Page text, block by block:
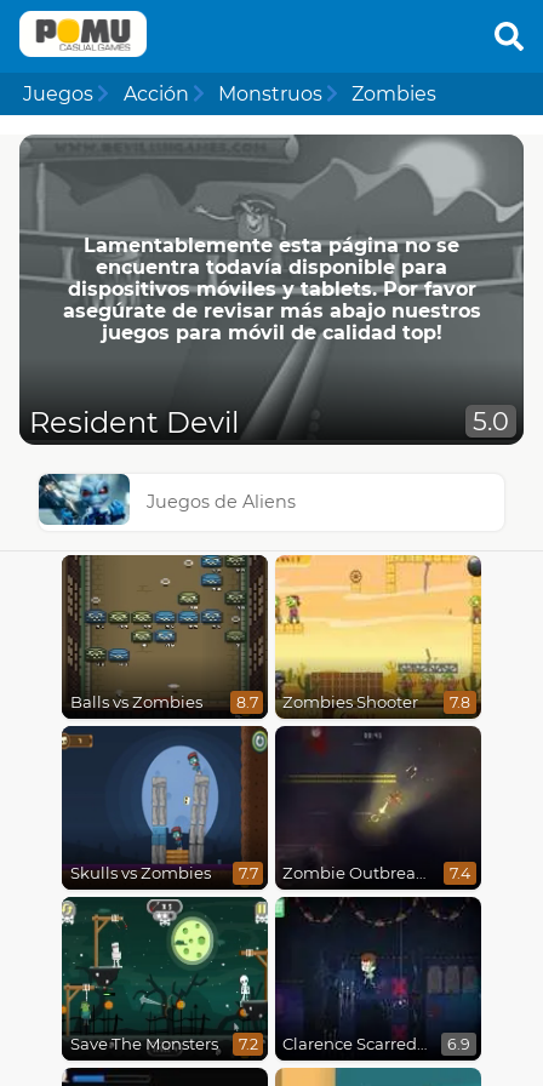
Juegos Acción Monstruos Zombies
Lamentablemente esta página no se
encuentra todavía disponible para
dispositivos móviles y tablets. Por favor
asegúrate de revisar más abajo nuestros
juegos para móvil de calidad top!
Resident Devil 5.0
Juegos de Aliens
Balls vs Zombies 8.7 Zombies Shooter 7.8
Skulls vs Zombies 7.7 Zombie Outbreak Arena 7.4
Save The Monsters 7.2 Clarence Scarred Silly 6.9